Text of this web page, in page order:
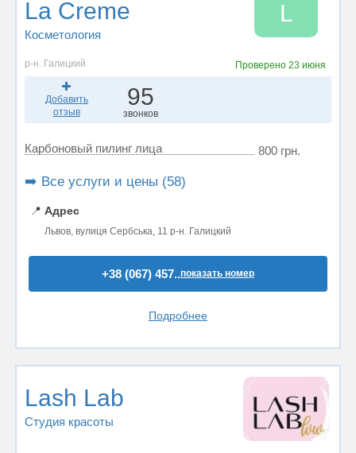
La Creme
Косметология
L
р-н. Галицкий Проверено 23 июня
Добавить
отзыв
95
звонков
Карбоновый пилинг лица 800 грн.
➡️ Все услуги и цены (58)
📍 Адрес
Львов, вулиця Сербська, 11 р-н. Галицкий
+38 (067) 457..показать номер
Подробнее
Lash Lab
Студия красоты